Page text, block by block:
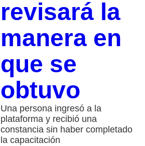
revisará la
manera en
que se
obtuvo
Una persona ingresó a la
plataforma y recibió una
constancia sin haber completado
la capacitación